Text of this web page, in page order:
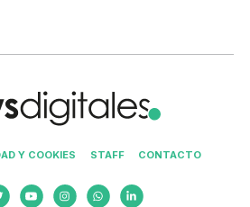
Y COOKIES STAFF CONTACTO